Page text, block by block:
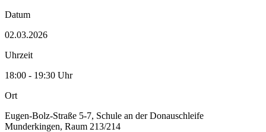
Datum
02.03.2026
Uhrzeit
18:00 - 19:30 Uhr
Ort
Eugen-Bolz-Straße 5-7, Schule an der Donauschleife
Munderkingen, Raum 213/214